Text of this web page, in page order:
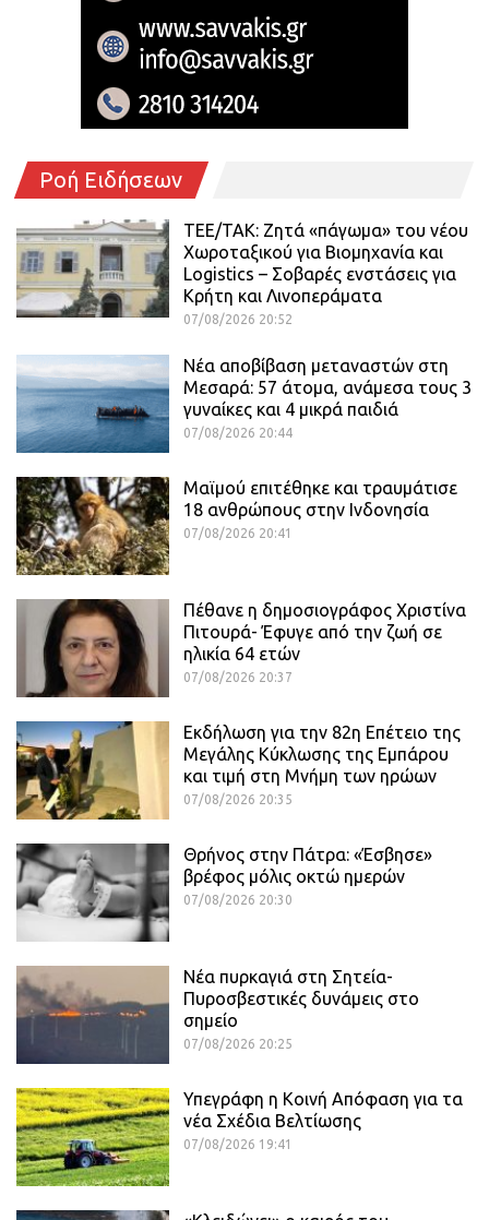
Ροή Ειδήσεων
ΤΕΕ/ΤΑΚ: Ζητά «πάγωμα» του νέου
Χωροταξικού για Βιομηχανία και
Logistics – Σοβαρές ενστάσεις για
Κρήτη και Λινοπεράματα
07/08/2026 20:52
Νέα αποβίβαση μεταναστών στη
Μεσαρά: 57 άτομα, ανάμεσα τους 3
γυναίκες και 4 μικρά παιδιά
07/08/2026 20:44
Μαϊμού επιτέθηκε και τραυμάτισε
18 ανθρώπους στην Ινδονησία
07/08/2026 20:41
Πέθανε η δημοσιογράφος Χριστίνα
Πιτουρά- Έφυγε από την ζωή σε
ηλικία 64 ετών
07/08/2026 20:37
Εκδήλωση για την 82η Επέτειο της
Μεγάλης Κύκλωσης της Εμπάρου
και τιμή στη Μνήμη των ηρώων
07/08/2026 20:35
Θρήνος στην Πάτρα: «Έσβησε»
βρέφος μόλις οκτώ ημερών
07/08/2026 20:30
Νέα πυρκαγιά στη Σητεία-
Πυροσβεστικές δυνάμεις στο
σημείο
07/08/2026 20:25
Υπεγράφη η Κοινή Απόφαση για τα
νέα Σχέδια Βελτίωσης
07/08/2026 19:41